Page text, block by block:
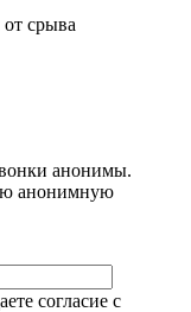
срыва
анонимы.
анонимную
согласие с